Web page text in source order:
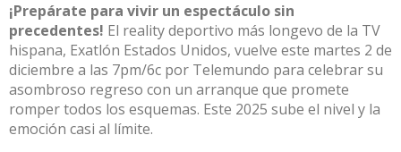
¡Prepárate para vivir un espectáculo sin
precedentes! El reality deportivo más longevo de la TV
hispana, Exatlón Estados Unidos, vuelve este martes 2 de
diciembre a las 7pm/6c por Telemundo para celebrar su
asombroso regreso con un arranque que promete
romper todos los esquemas. Este 2025 sube el nivel y la
emoción casi al límite.​